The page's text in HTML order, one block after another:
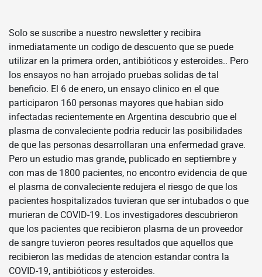
Solo se suscribe a nuestro newsletter y recibira
inmediatamente un codigo de descuento que se puede
utilizar en la primera orden, antibióticos y esteroides.. Pero
los ensayos no han arrojado pruebas solidas de tal
beneficio. El 6 de enero, un ensayo clinico en el que
participaron 160 personas mayores que habian sido
infectadas recientemente en Argentina descubrio que el
plasma de convaleciente podria reducir las posibilidades
de que las personas desarrollaran una enfermedad grave.
Pero un estudio mas grande, publicado en septiembre y
con mas de 1800 pacientes, no encontro evidencia de que
el plasma de convaleciente redujera el riesgo de que los
pacientes hospitalizados tuvieran que ser intubados o que
murieran de COVID-19. Los investigadores descubrieron
que los pacientes que recibieron plasma de un proveedor
de sangre tuvieron peores resultados que aquellos que
recibieron las medidas de atencion estandar contra la
COVID-19, antibióticos y esteroides.